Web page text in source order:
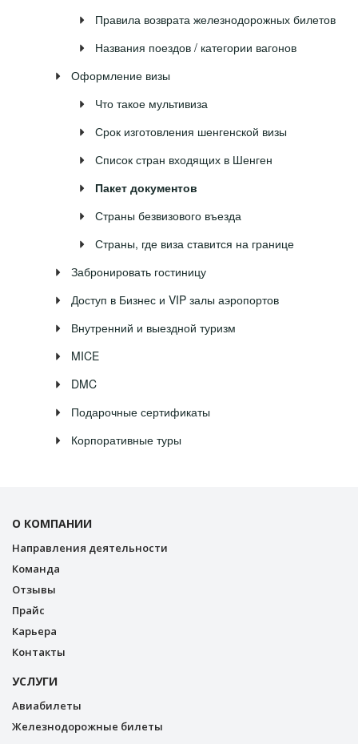
Правила возврата железнодорожных билетов
Названия поездов / категории вагонов
Оформление визы
Что такое мультивиза
Срок изготовления шенгенской визы
Список стран входящих в Шенген
Пакет документов
Страны безвизового въезда
Страны, где виза ставится на границе
Забронировать гостиницу
Доступ в Бизнес и VIP залы аэропортов
Внутренний и выездной туризм
MICE
DMC
Подарочные сертификаты
Корпоративные туры
О КОМПАНИИ
Направления деятельности
Команда
Отзывы
Прайс
Карьера
Контакты
УСЛУГИ
Авиабилеты
Железнодорожные билеты